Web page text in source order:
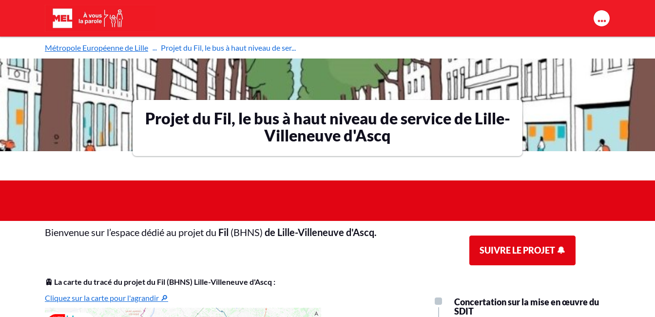
Aller au contenu principal
Métropole Européenne de Lille Projet du Fil, le bus à haut niveau de ser...
Projet du Fil, le bus à haut niveau de service de Lille-
Villeneuve d'Ascq
SUIVRE LE PROJET 🔔
Concertation sur la mise en œuvre du
SDIT
Bienvenue sur l’espace dédié au projet du Fil (BHNS) de Lille-Villeneuve d'Ascq.
🚊 La carte du tracé du projet du Fil (BHNS) Lille-Villeneuve d'Ascq :
Cliquez sur la carte pour l'agrandir 🔎